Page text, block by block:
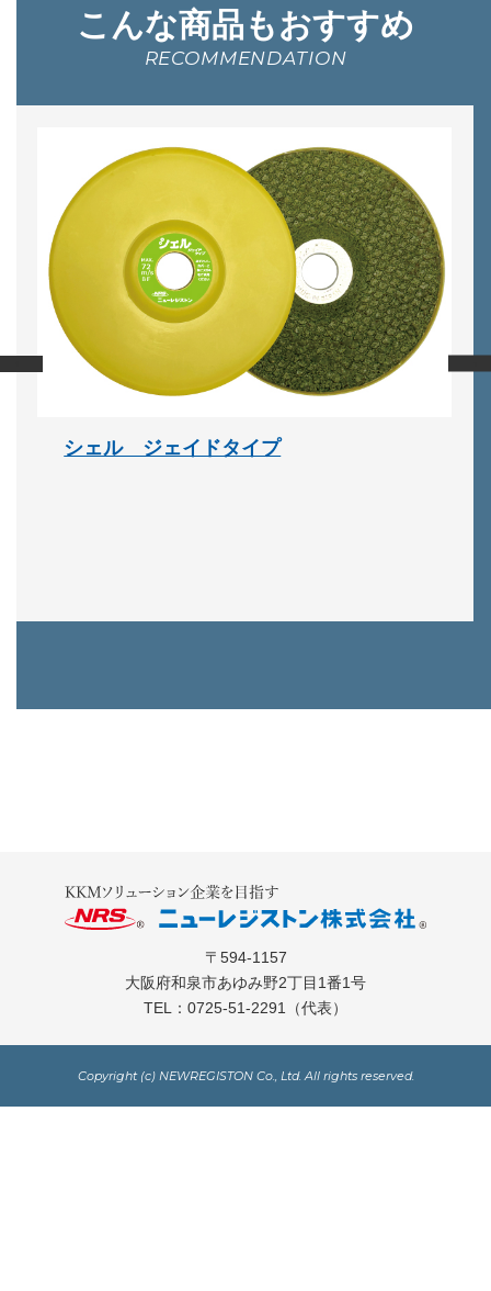
こんな商品もおすすめ
RECOMMENDATION
シェル ジェイドタイプ
〒594-1157
大阪府和泉市あゆみ野2丁目1番1号
TEL： 0725-51-2291 （代表）
Copyright (c) NEWREGISTON Co., Ltd. All rights reserved.